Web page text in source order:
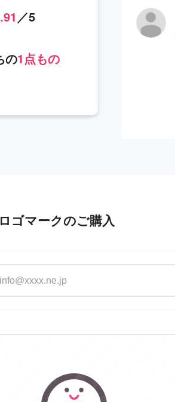
／5
の1点もの
ロゴマークのご購入